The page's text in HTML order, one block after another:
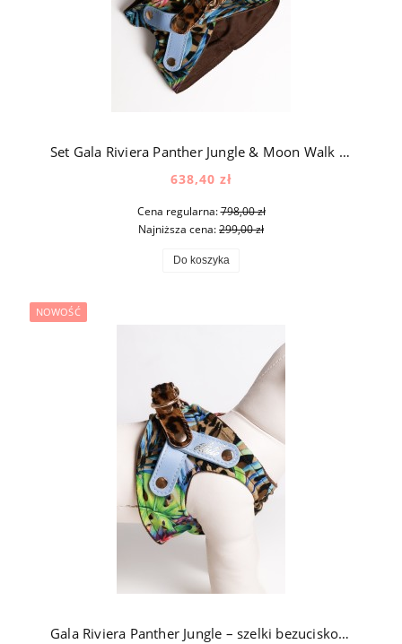
Set Gala Riviera Panther Jungle & Moon Walk Panther Jungle – luksusowy zestaw spacerowy dla psa z jedwabiu, aksamitu i naturalnej skóry
638,40 zł
Cena regularna:798,00 zł
Najniższa cena:299,00 zł
Do koszyka
Gala Riviera Panther Jungle – szelki bezuciskowe dla psa jedwabne z aksamitem z naturalną skórą
NOWOŚĆ